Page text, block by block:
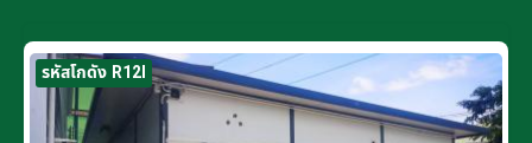
รหัสโกดัง R12I